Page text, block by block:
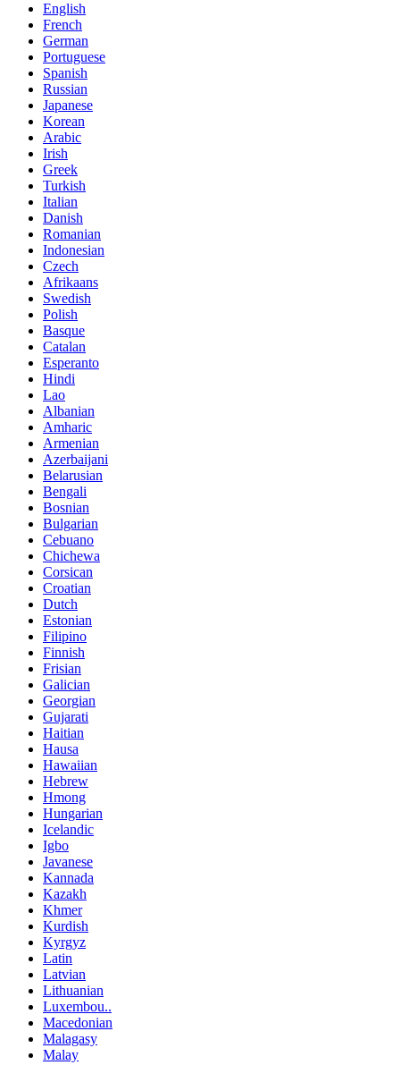
English
French
German
Portuguese
Spanish
Russian
Japanese
Korean
Arabic
Irish
Greek
Turkish
Italian
Danish
Romanian
Indonesian
Czech
Afrikaans
Swedish
Polish
Basque
Catalan
Esperanto
Hindi
Lao
Albanian
Amharic
Armenian
Azerbaijani
Belarusian
Bengali
Bosnian
Bulgarian
Cebuano
Chichewa
Corsican
Croatian
Dutch
Estonian
Filipino
Finnish
Frisian
Galician
Georgian
Gujarati
Haitian
Hausa
Hawaiian
Hebrew
Hmong
Hungarian
Icelandic
Igbo
Javanese
Kannada
Kazakh
Khmer
Kurdish
Kyrgyz
Latin
Latvian
Lithuanian
Luxembou..
Macedonian
Malagasy
Malay